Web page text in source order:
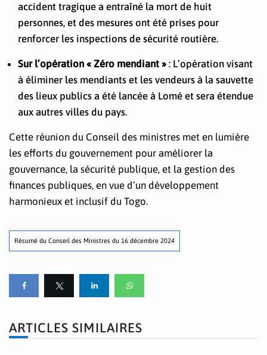
accident tragique a entraîné la mort de huit
personnes, et des mesures ont été prises pour
renforcer les inspections de sécurité routière.
Sur l’opération « Zéro mendiant » : L’opération visant
à éliminer les mendiants et les vendeurs à la sauvette
des lieux publics a été lancée à Lomé et sera étendue
aux autres villes du pays.
Cette réunion du Conseil des ministres met en lumière
les efforts du gouvernement pour améliorer la
gouvernance, la sécurité publique, et la gestion des
finances publiques, en vue d’un développement
harmonieux et inclusif du Togo.
Résumé du Conseil des Ministres du 16 décembre 2024
ARTICLES SIMILAIRES